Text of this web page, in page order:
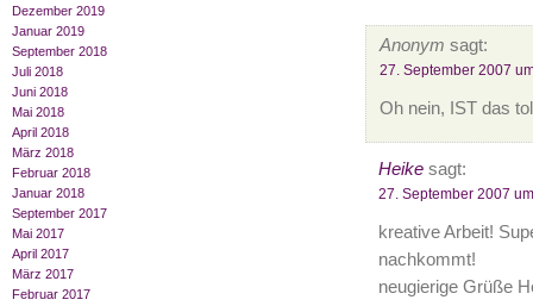
Dezember 2019
Januar 2019
September 2018
Juli 2018
Juni 2018
Mai 2018
April 2018
März 2018
Februar 2018
Januar 2018
September 2017
Mai 2017
April 2017
März 2017
Februar 2017
Anonym sagt:
27. September 2007
Oh nein, IST das
Heikesagt:
27. September 2007
kreative Arbeit!
nachkommt!
neugierige Grüße